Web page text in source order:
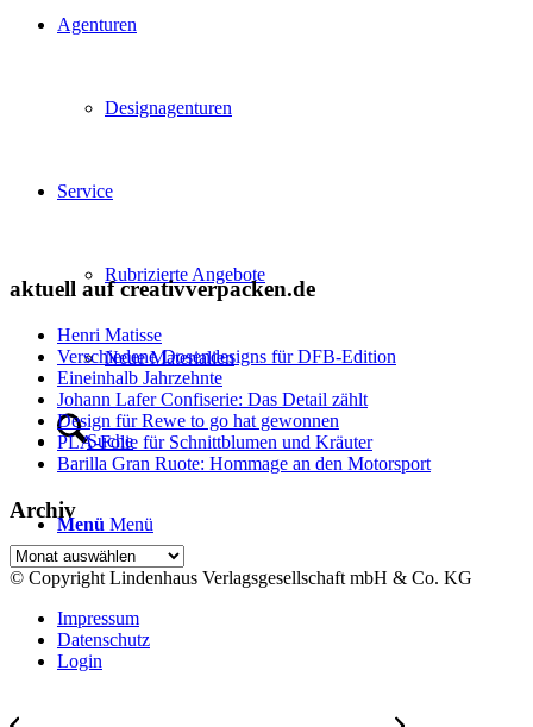
Agenturen
Designagenturen
Service
Rubrizierte Angebote
Neue Materialien
Suche
Menü Menü
aktuell auf creativverpacken.de
Henri Matisse
Verschiedene Dosendesigns für DFB-Edition
Eineinhalb Jahrzehnte
Johann Lafer Confiserie: Das Detail zählt
Design für Rewe to go hat gewonnen
PLA-Folie für Schnittblumen und Kräuter
Barilla Gran Ruote: Hommage an den Motorsport
Archiv
Archiv
© Copyright Lindenhaus Verlagsgesellschaft mbH & Co. KG
Impressum
Datenschutz
Login